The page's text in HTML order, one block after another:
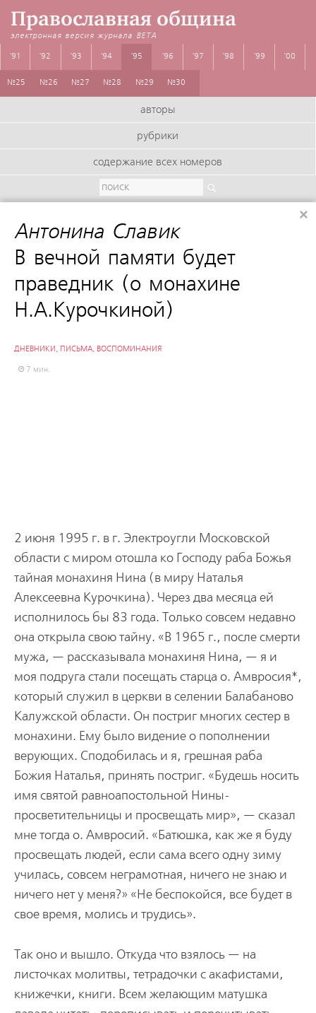
Православная община
электронная версия журнала BETA
'91 '92 '93 '94 '95
№25 №26 №27 №28 №29 №30
'96 '97 '98 '99 '00
авторы
рубрики
содержание всех номеров
Антонина Славик:
В вечной памяти будет
праведник (о монахине
Н.А.Курочкиной)
ДНЕВНИКИ, ПИСЬМА, ВОСПОМИНАНИЯ
7 мин.
2 июня 1995 г. в г. Электроугли Московской
области с миром отошла ко Господу раба Божья
тайная монахиня Нина (в миру Наталья
Алексеевна Курочкина). Через два месяца ей
исполнилось бы 83 года. Только совсем недавно
она открыла свою тайну. «В 1965 г., после смерти
мужа, — рассказывала монахиня Нина, — я и
моя подруга стали посещать старца о. Амвросия*,
который служил в церкви в селении Балабаново
Калужской области. Он постриг многих сестер в
монахини. Ему было видение о пополнении
верующих. Сподобилась и я, грешная раба
Божия Наталья, принять постриг. «Будешь носить
имя святой равноапостольной Нины-
просветительницы и просвещать мир», — сказал
мне тогда о. Амвросий. «Батюшка, как же я буду
просвещать людей, если сама всего одну зиму
училась, совсем неграмотная, ничего не знаю и
ничего нет у меня?» «Не беспокойся, все будет в
свое время, молись и трудись».
Так оно и вышло. Откуда что взялось — на
листочках молитвы, тетрадочки с акафистами,
книжечки, книги. Всем желающим матушка
×